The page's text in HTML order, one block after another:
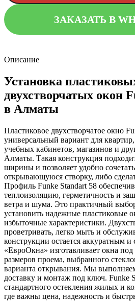
ЗАКАЗАТЬ В
Описание
Установка
двухстворчатых окон
в Алматы
Пластиковое двухстворчатое окно
универсальный вариант для
учебных кабинетов, магазинов и
Алматы. Такая конструкция
ширины и позволяет удобно
открывающуюся створку, либо
Профиль Funke Standart 58
теплоизоляцию, герметичность и
ветра и шума. Это практичный
установить надежные пластиковые
избыточные характеристики.
проветривать, легко мыть и
конструкции остается аккуратным
«ЕвроОкна» изготавливает окна под
размеров проема, выбранного
варианта открывания. Мы
доставку и монтаж под ключ. Funke
стандартного остекления жилых и
где важны цена, надежность и